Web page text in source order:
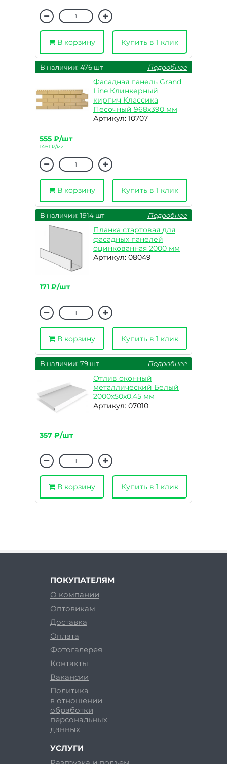
В корзину Купить в 1 клик
В наличии: 476 шт Подробнее
Фасадная панель Grand
Line Клинкерный
кирпич Классика
Песочный 968х390 мм
Артикул: 10707
555 ₽/шт
1461 ₽/м2
В корзину Купить в 1 клик
В наличии: 1914 шт Подробнее
Планка стартовая для
фасадных панелей
оцинкованная 2000 мм
Артикул: 08049
171 ₽/шт
В корзину Купить в 1 клик
В наличии: 79 шт Подробнее
Отлив оконный
металлический Белый
2000х50х0,45 мм
Артикул: 07010
357 ₽/шт
В корзину Купить в 1 клик
ПОКУПАТЕЛЯМ
О компании
Оптовикам
Доставка
Оплата
Фотогалерея
Контакты
Вакансии
Политика
в отношении
обработки
персональных
данных
УСЛУГИ